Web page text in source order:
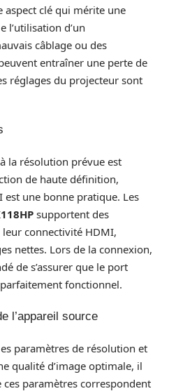
aspect clé qui mérite une
l’utilisation d’un
câblage ou des
entraîner une perte de
réglages du projecteur sont
la résolution prévue est
de haute définition,
une bonne pratique. Les
supportent des
connectivité HDMI,
nettes. Lors de la connexion,
de s’assurer que le port
fonctionnel.
l’appareil source
paramètres de résolution et
qualité d’image optimale, il
paramètres correspondent